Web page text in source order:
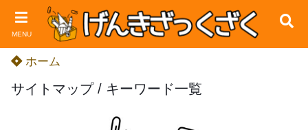
MENU
ホーム
サイトマップ / キーワード一覧